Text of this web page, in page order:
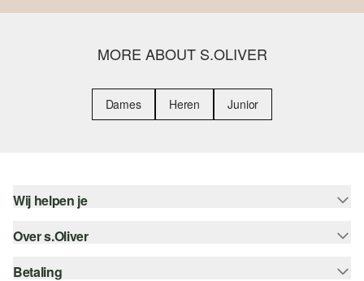
MORE ABOUT S.OLIVER
Dames Heren Junior
Wij helpen je
Help - FAQ
Over s.Oliver
Nieuwsbrief
Betaling